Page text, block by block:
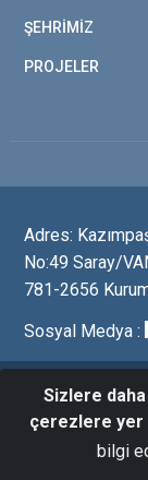
ŞEHRİMİZ
PROJELER
Adres:
No:49 Saray/
781-2656
Sosyal Medya :
© Copyright
Sizlere
çerezlere yer
bilgi